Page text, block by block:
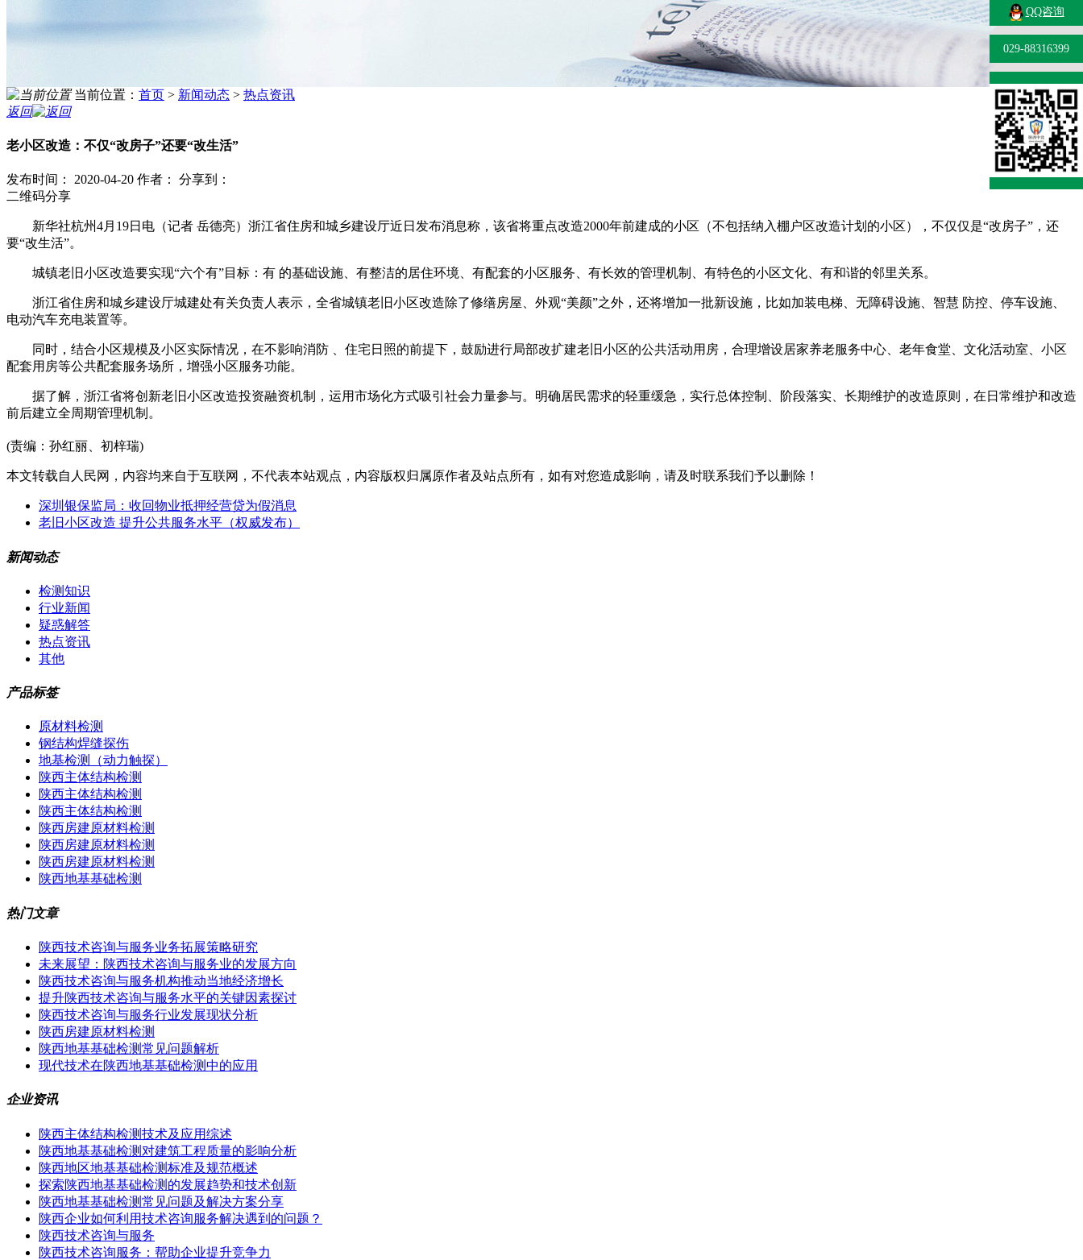
当前位置： 首页 > 新闻动态 > 热点资讯
返回
老小区改造：不仅“改房子”还要“改生活”
发布时间： 2020-04-20 作者：
分享到：
二维码分享
新华社杭州4月19日电（记者 岳德亮）浙江省住房和城乡建设厅近日发布消息称，该省将重点改造2000年前建成的小区（不包括纳入棚户区改造计划的小区），不仅仅是“改房子”，还
要“改生活”。
城镇老旧小区改造要实现“六个有”目标：有 的基础设施、有整洁的居住环境、有配套的小区服务、有长效的管理机制、有特色的小区文化、有和谐的邻里关系。
浙江省住房和城乡建设厅城建处有关负责人表示，全省城镇老旧小区改造除了修缮房屋、外观“美颜”之外，还将增加一批新设施，比如加装电梯、无障碍设施、智慧 防控、停车设施、
电动汽车充电装置等。
同时，结合小区规模及小区实际情况，在不影响消防 、住宅日照的前提下，鼓励进行局部改扩建老旧小区的公共活动用房，合理增设居家养老服务中心、老年食堂、文化活动室、小区
配套用房等公共配套服务场所，增强小区服务功能。
据了解，浙江省将创新老旧小区改造投资融资机制，运用市场化方式吸引社会力量参与。明确居民需求的轻重缓急，实行总体控制、阶段落实、长期维护的改造原则，在日常维护和改造
前后建立全周期管理机制。
(责编：孙红丽、初梓瑞)
本文转载自人民网，内容均来自于互联网，不代表本站观点，内容版权归属原作者及站点所有，如有对您造成影响，请及时联系我们予以删除！
深圳银保监局：收回物业抵押经营贷为假消息
老旧小区改造 提升公共服务水平（权威发布）
新闻动态
检测知识
行业新闻
疑惑解答
热点资讯
其他
产品标签
原材料检测
钢结构焊缝探伤
地基检测（动力触探）
陕西主体结构检测
陕西主体结构检测
陕西主体结构检测
陕西房建原材料检测
陕西房建原材料检测
陕西房建原材料检测
陕西地基基础检测
热门文章
陕西技术咨询与服务业务拓展策略研究
未来展望：陕西技术咨询与服务业的发展方向
陕西技术咨询与服务机构推动当地经济增长
提升陕西技术咨询与服务水平的关键因素探讨
陕西技术咨询与服务行业发展现状分析
陕西房建原材料检测
陕西地基基础检测常见问题解析
现代技术在陕西地基基础检测中的应用
企业资讯
陕西主体结构检测技术及应用综述
陕西地基基础检测对建筑工程质量的影响分析
陕西地区地基基础检测标准及规范概述
探索陕西地基基础检测的发展趋势和技术创新
陕西地基基础检测常见问题及解决方案分享
陕西企业如何利用技术咨询服务解决遇到的问题？
陕西技术咨询与服务
陕西技术咨询服务：帮助企业提升竞争力
QQ咨询
029-88316399